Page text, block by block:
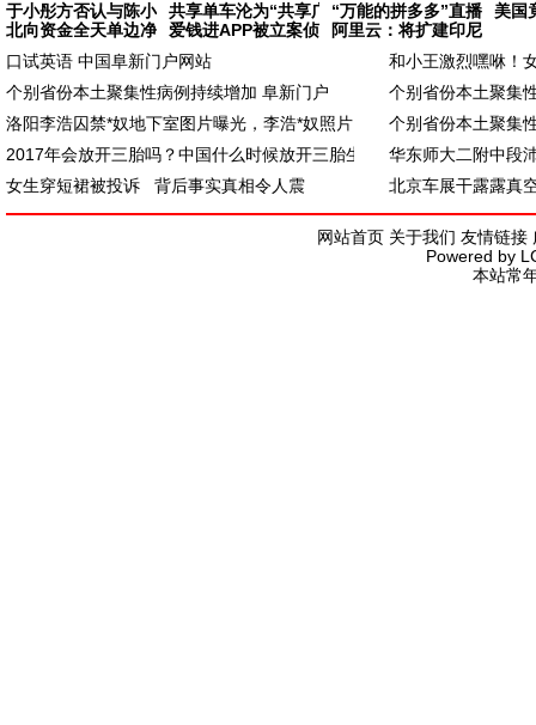
于小彤方否认与陈小纭分手 据悉共享单车沦为“共享广告牌” 有的小广告还
“万能的拼多多”直播卖飞
美国
北向资金全天单边净买入171亿元，沪股通大买
爱钱进APP被立案侦查 相关部门将严格按照司
阿里云：将扩建印尼数据
口试英语 中国阜新门户网站
和小王激烈嘿咻！
个别省份本土聚集性病例持续增加 阜新门户
个别省份本土聚集
洛阳李浩囚禁*奴地下室图片曝光，李浩*奴照片
个别省份本土聚集
2017年会放开三胎吗？中国什么时候放开三胎生
华东师大二附中段
女生穿短裙被投诉 背后事实真相令人震
北京车展干露露真
网站首页 关于我们 友情链接
Powered by
本站常